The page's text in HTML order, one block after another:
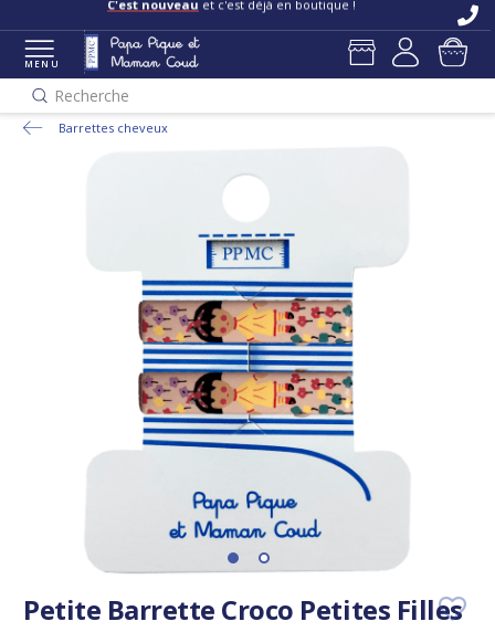
C'est nouveau et c'est déjà en boutique !
MENU
Recherche
Barrettes cheveux
Petite Barrette Croco Petites Filles